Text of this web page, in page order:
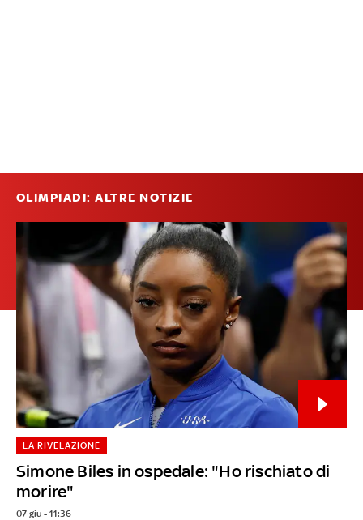
OLIMPIADI: ALTRE NOTIZIE
Simone Biles in ospedale: "Ho rischiato di
morire"
LA RIVELAZIONE
07 giu - 11:36